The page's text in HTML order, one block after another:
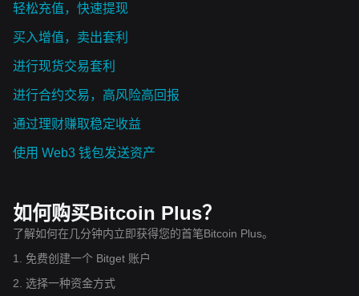
轻松充值，快速提现
买入增值，卖出套利
进行现货交易套利
进行合约交易，高风险高回报
通过理财赚取稳定收益
使用 Web3 钱包发送资产
如何购买Bitcoin Plus？
了解如何在几分钟内立即获得您的首笔Bitcoin Plus。
1. 免费创建一个 Bitget 账户
2. 选择一种资金方式